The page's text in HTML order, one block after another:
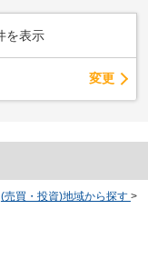
を表示
変更
(売買・投資)地域から探す >